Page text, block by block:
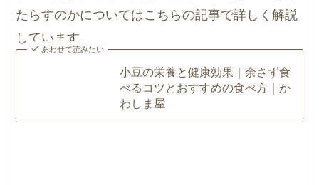
たらすのかについてはこちらの記事で詳しく解説
しています。
あわせて読みたい
小豆の栄養と健康効果｜余さず食
べるコツとおすすめの食べ方｜か
わしま屋